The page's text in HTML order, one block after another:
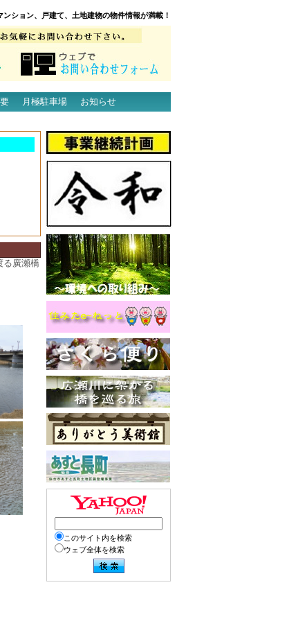
ション、戸建て、土地建物の物件情報が満載！
月極駐車場
お知らせ
る廣瀬橋
このサイト内を検索
ウェブ全体を検索